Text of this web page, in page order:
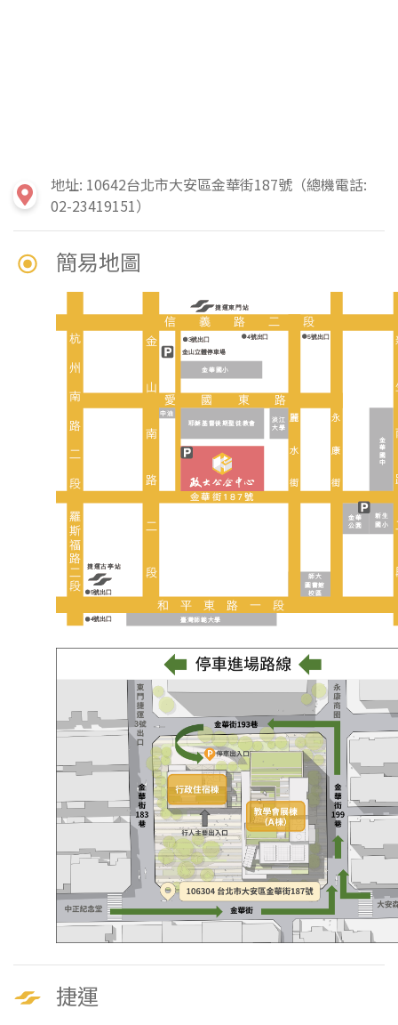
地址: 10642台北市大安區金華街187號（總機電話:
02-23419151）
簡易地圖
捷運